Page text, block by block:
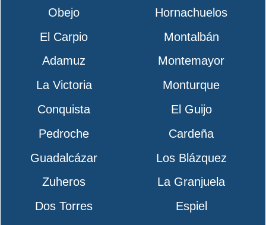
Obejo
Hornachuelos
El Carpio
Montalbán
Adamuz
Montemayor
La Victoria
Monturque
Conquista
El Guijo
Pedroche
Cardeña
Guadalcázar
Los Blázquez
Zuheros
La Granjuela
Dos Torres
Espiel